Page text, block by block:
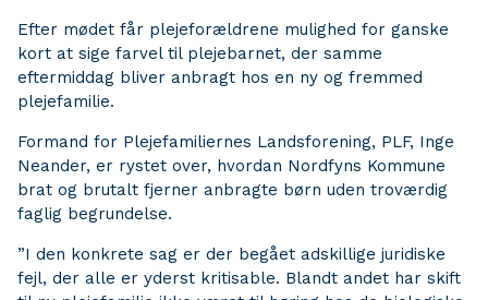
Efter mødet får plejeforældrene mulighed for ganske
kort at sige farvel til plejebarnet, der samme
eftermiddag bliver anbragt hos en ny og fremmed
plejefamilie.
Formand for Plejefamiliernes Landsforening, PLF, Inge
Neander, er rystet over, hvordan Nordfyns Kommune
brat og brutalt fjerner anbragte børn uden troværdig
faglig begrundelse.
”I den konkrete sag er der begået adskillige juridiske
fejl, der alle er yderst kritisable. Blandt andet har skift